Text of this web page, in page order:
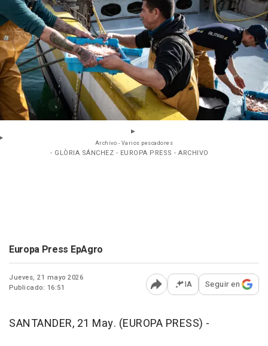
Archivo - Varios pescadores
- GLÒRIA SÁNCHEZ - EUROPA PRESS - ARCHIVO
Europa Press EpAgro
Jueves, 21 mayo 2026
Publicado: 16:51
Abrir opciones para
IA Seguir en
SANTANDER, 21 May. (EUROPA PRESS) -